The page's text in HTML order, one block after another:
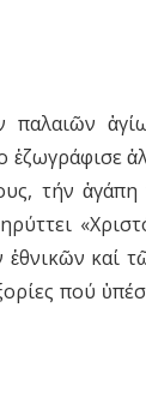
παλαιῶν
τήν
ἐθνικῶν καί
πού